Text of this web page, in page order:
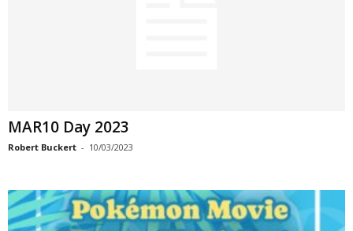
MAR10 Day 2023
Robert Buckert - 10/03/2023